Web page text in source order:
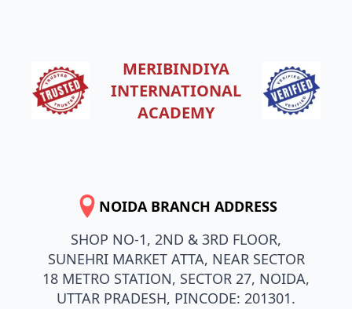
MERIBINDIYA
INTERNATIONAL
ACADEMY
NOIDA BRANCH ADDRESS
SHOP NO-1, 2ND & 3RD FLOOR,
SUNEHRI MARKET ATTA, NEAR SECTOR
18 METRO STATION, SECTOR 27, NOIDA,
UTTAR PRADESH, PINCODE: 201301.